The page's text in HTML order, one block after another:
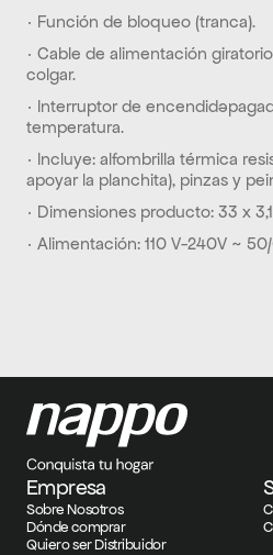
· Función de bloqueo (tranca).
· Cable de alimentación
colgar.
· Interruptor de encendido/
temperatura.
· Incluye: alfombrilla térmica
apoyar la planchita), pinzas y
· Dimensiones producto: 33 x
· Alimentación: 110 V-240V ~
Empresa
Sobre Nosotros
Dónde comprar
Quiero ser Distribuidor